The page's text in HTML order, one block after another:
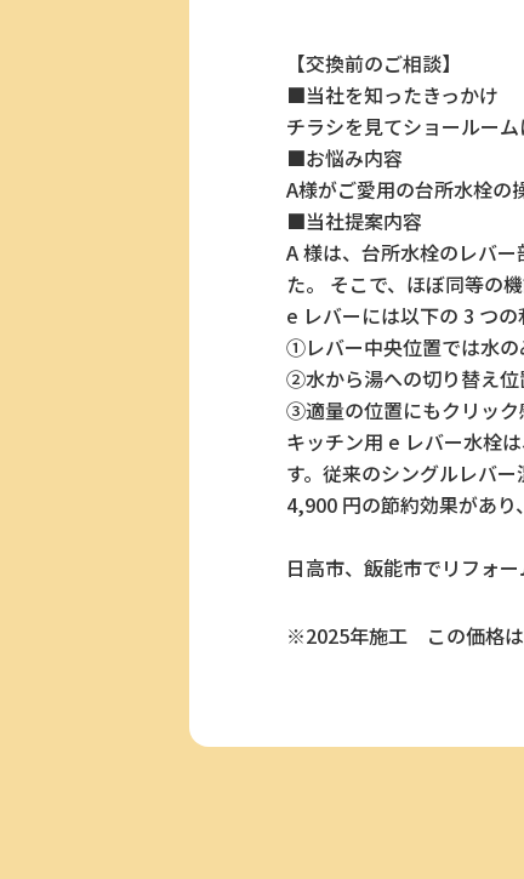
【交換前のご相談】
■当社を知ったきっかけ
チラシを見てショールー
■お悩み内容
A様がご愛用の台所水栓の
■当社提案内容
A 様は、台所水栓のレバ
た。 そこで、ほぼ同等の
e レバーには以下の 3 つの
①レバー中央位置では水の
②水から湯への切り替え位
③適量の位置にもクリック
キッチン用 e レバー水栓
す。従来のシングルレバ
4,900 円の節約効果があ
日高市、飯能市でリフォ
※2025年施工 この価格